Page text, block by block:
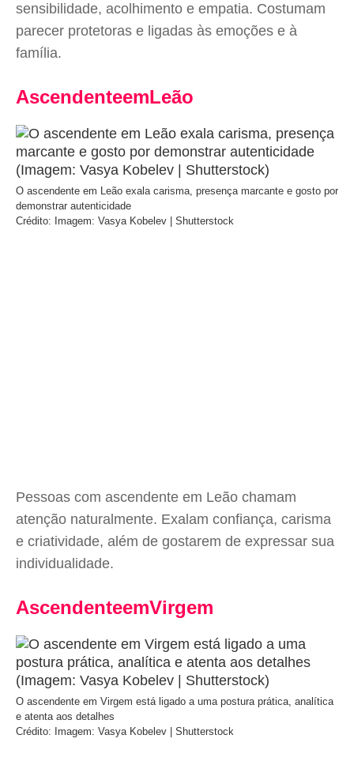
sensibilidade, acolhimento e empatia. Costumam
parecer protetoras e ligadas às emoções e à
família.
AscendenteemLeão
O ascendente em Leão exala carisma, presença marcante e gosto por
demonstrar autenticidade
Crédito: Imagem: Vasya Kobelev | Shutterstock
Pessoas com ascendente em Leão chamam
atenção naturalmente. Exalam confiança, carisma
e criatividade, além de gostarem de expressar sua
individualidade.
AscendenteemVirgem
O ascendente em Virgem está ligado a uma postura prática, analítica
e atenta aos detalhes
Crédito: Imagem: Vasya Kobelev | Shutterstock